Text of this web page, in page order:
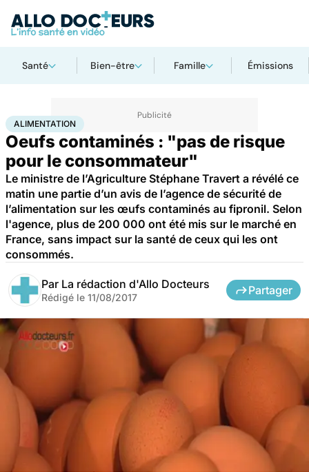
Santé Bien-être Famille Émissions
AccueilBien-être Nutrition Alimentation
ALIMENTATION
Oeufs contaminés : "pas de risque
pour le consommateur"
Le ministre de l’Agriculture Stéphane Travert a révélé ce
matin une partie d’un avis de l’agence de sécurité de
l’alimentation sur les œufs contaminés au fipronil. Selon
l'agence, plus de 200 000 ont été mis sur le marché en
France, sans impact sur la santé de ceux qui les ont
consommés.
Par La rédaction d'Allo Docteurs
Rédigé le 11/08/2017
Partager